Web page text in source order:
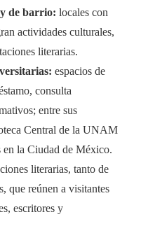
de barrio: locales con
actividades culturales,
literarias.
espacios de
consulta
entre sus
Central de la UNAM
la Ciudad de México.
literarias, tanto de
que reúnen a visitantes
escritores y